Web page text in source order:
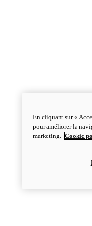
En cliquant sur «
pour améliorer la
marketing.
Cookie